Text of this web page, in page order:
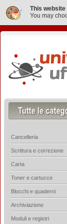
This
You may
Cancelleria
Scrittura e correzione
Carta
Toner e cartucce
Blocchi e quaderni
Archiviazione
Moduli e registri